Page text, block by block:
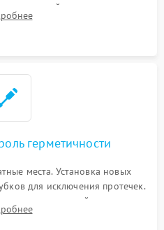
ремонт платы
поврежденной проводки.
герметичности
места. Установка новых
для исключения протечек.
гидравлической системы,
датчика поплавка.